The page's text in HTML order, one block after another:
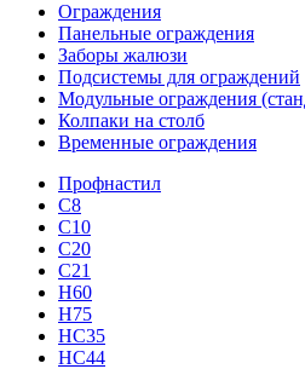
Ограждения
Панельные ограждения
Заборы жалюзи
Подсистемы для ограждений
Модульные ограждения
Колпаки на столб
Временные ограждения
Профнастил
С8
С10
С20
С21
H60
H75
HС35
НС44